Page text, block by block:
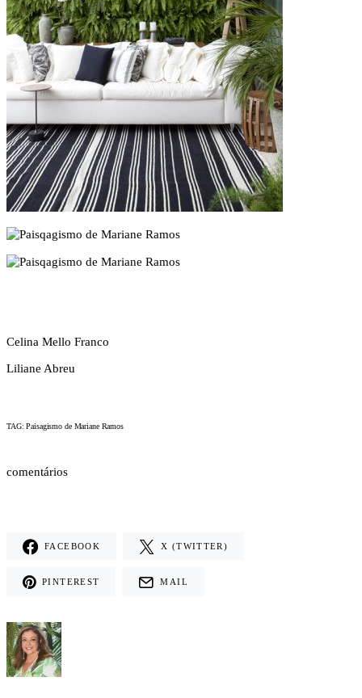
Celina Mello Franco
Liliane Abreu
TAG: Paisagismo de Mariane Ramos
comentários
FACEBOOK X (TWITTER)
PINTEREST MAIL